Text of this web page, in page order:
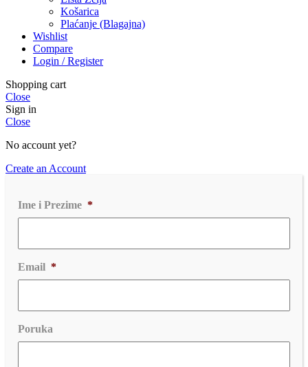
Košarica
Plaćanje (Blagajna)
Wishlist
Compare
Login / Register
Shopping cart
Close
Sign in
Close
No account yet?
Create an Account
Ime i Prezime *
Email *
Poruka